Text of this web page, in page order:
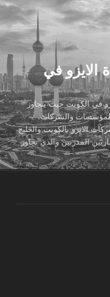
الايزو في
في الكويت حيث يتجاوز
المؤسسات والشركات
الايزو بالكويت والخليج
المدربين والذي تجاوز